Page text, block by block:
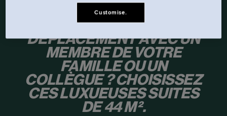
VOUS ÊTES EN
DÉPLACEMENT AVEC UN
MEMBRE DE VOTRE
FAMILLE OU UN
COLLÈGUE ? CHOISISSEZ
CES LUXUEUSES SUITES
DE 44 M².
Customise.